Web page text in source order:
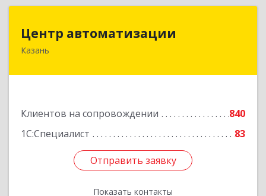
Центр автоматизации
Казань
Клиентов на сопровождении
840
1С:Специалист
83
Отправить заявку
Показать контакты
420133, Татарстан Респ, Казань г, Ямашева пр-
Отправить заявку
Назад